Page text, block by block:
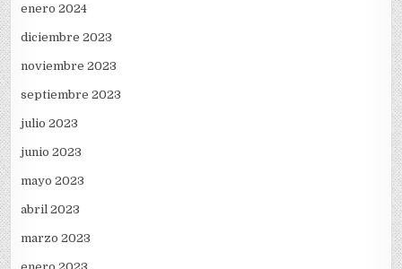
enero 2024
diciembre 2023
noviembre 2023
septiembre 2023
julio 2023
junio 2023
mayo 2023
abril 2023
marzo 2023